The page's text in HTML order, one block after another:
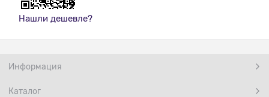
Нашли дешевле?
Информация
Каталог